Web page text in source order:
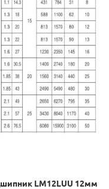
LM12LUU 12мм